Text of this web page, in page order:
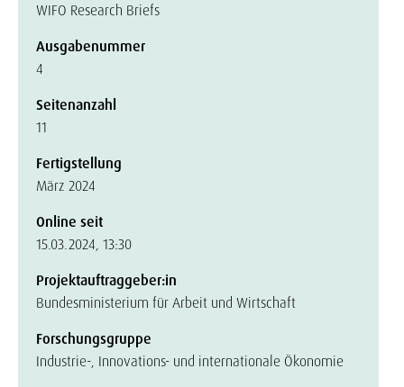
WIFO Research Briefs
Ausgabenummer
4
Seitenanzahl
11
Fertigstellung
März 2024
Online seit
15.03.2024, 13:30
Projektauftraggeber:in
Bundesministerium für Arbeit und Wirtschaft
Forschungsgruppe
Industrie-, Innovations- und internationale Ökonomie